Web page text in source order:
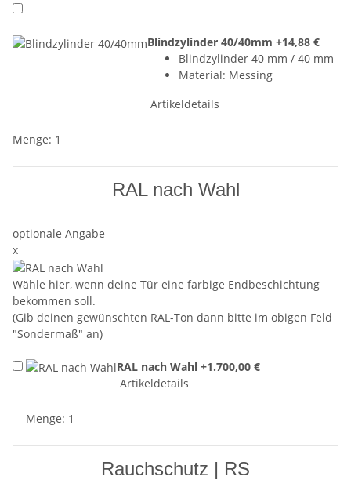
Blindzylinder 40/40mm +14,88 €
Blindzylinder 40 mm / 40 mm
Material: Messing
Artikeldetails
Menge: 1
RAL nach Wahl
optionale Angabe
x
Wähle hier, wenn deine Tür eine farbige Endbeschichtung
bekommen soll.
(Gib deinen gewünschten RAL-Ton dann bitte im obigen Feld
"Sondermaß" an)
RAL nach Wahl +1.700,00 €
Artikeldetails
Menge: 1
Rauchschutz | RS